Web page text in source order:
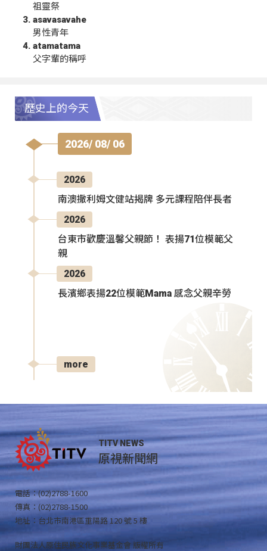
祖靈祭
asavasavahe
男性青年
atamatama
父字輩的稱呼
歷史上的今天
2026/ 08/ 06
2026
南澳撒利姆文健站揭牌 多元課程陪伴長者
2026
台東市歡慶溫馨父親節！ 表揚71位模範父
親
2026
長濱鄉表揚22位模範Mama 感念父親辛勞
more
TITV NEWS
原視新聞網
電話：(02)2788-1600
傳真：(02)2788-1500
地址：台北市南港區重陽路 120 號 5 樓
財團法人原住民族文化事業基金會 版權所有